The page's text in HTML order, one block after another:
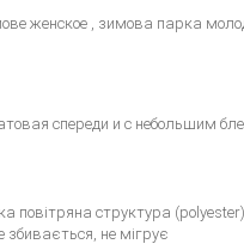
женское , зимова парка
спереди и с небольшим
повітряна структура
збивається, не мігрує